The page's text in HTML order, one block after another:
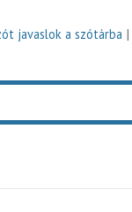
javaslok a szótárba |